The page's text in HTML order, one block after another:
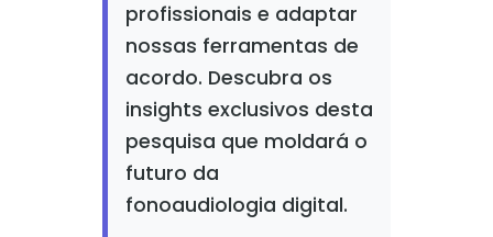
profissionais e adaptar
nossas ferramentas de
acordo. Descubra os
insights exclusivos desta
pesquisa que moldará o
futuro da
fonoaudiologia digital.